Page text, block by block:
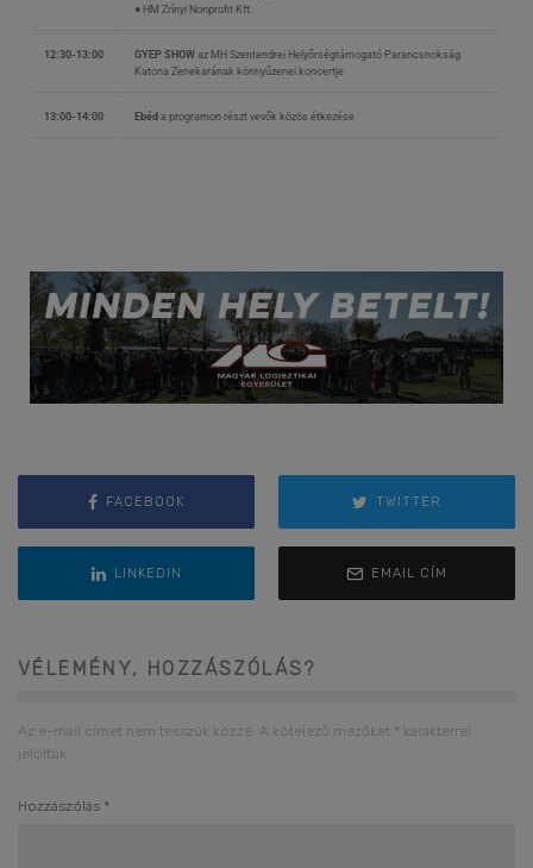
● HM Zrínyi Nonprofit Kft.
12:30-13:00 GYEP SHOW az MH Szentendrei Helyőrségtámogató Parancsnokság
Katona Zenekarának könnyűzenei koncertje
13:00-14:00 Ebéd a programon részt vevők közös étkezése
FACEBOOK TWITTER
LINKEDIN EMAIL CÍM
VÉLEMÉNY, HOZZÁSZÓLÁS?
Az e-mail címet nem tesszük közzé. A kötelező mezőket * karakterrel
jelöltük
Hozzászólás *